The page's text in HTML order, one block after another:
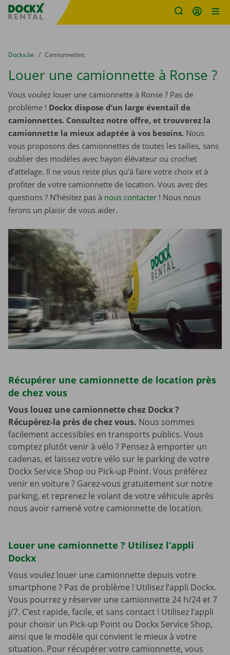
sitename
You are here:
du
Dockx.be to
Camionnettes
Louer une camionnette à Ronse ?
Vous voulez louer une camionnette à Ronse ? Pas de
problème ! Dockx dispose d’un large éventail de
camionnettes. Consultez notre offre, et trouverez la
camionnette la mieux adaptée à vos besoins. Nous
vous proposons des camionnettes de toutes les tailles, sans
oublier des modèles avec hayon élévateur ou crochet
d’attelage. Il ne vous reste plus qu’à faire votre choix et à
profiter de votre camionnette de location. Vous avez des
questions ? N’hésitez pas à nous contacter ! Nous nous
ferons un plaisir de vous aider.
Récupérer une camionnette de location près
de chez vous
Vous louez une camionnette chez Dockx ?
Récupérez-la près de chez vous. Nous sommes
facilement accessibles en transports publics. Vous
comptez plutôt venir à vélo ? Pensez à emporter un
cadenas, et laissez votre vélo sur le parking de votre
Dockx Service Shop ou Pick-up Point. Vous préférez
venir en voiture ? Garez-vous gratuitement sur notre
parking, et reprenez le volant de votre véhicule après
nous avoir ramené votre camionnette de location.
Louer une camionnette ? Utilisez l’appli
Dockx
Vous voulez louer une camionnette depuis votre
smartphone ? Pas de problème ! Utilisez l’appli Dockx.
Vous pourrez y réserver une camionnette 24 h/24 et 7
j/7. C’est rapide, facile, et sans contact ! Utilisez l’appli
pour choisir un Pick-up Point ou Dockx Service Shop,
ainsi que le modèle qui convient le mieux à votre
situation. Pour récupérer votre camionnette, vous